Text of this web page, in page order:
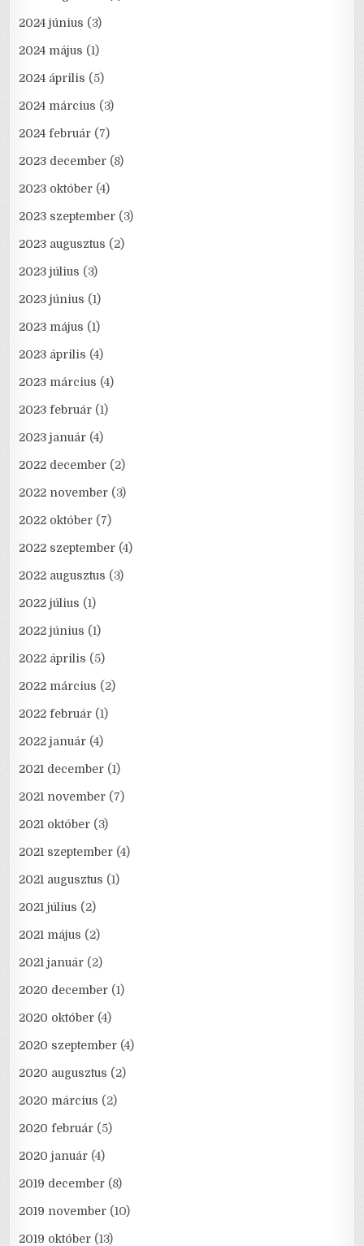
2024 június (3)
2024 május (1)
2024 április (5)
2024 március (3)
2024 február (7)
2023 december (8)
2023 október (4)
2023 szeptember (3)
2023 augusztus (2)
2023 július (3)
2023 június (1)
2023 május (1)
2023 április (4)
2023 március (4)
2023 február (1)
2023 január (4)
2022 december (2)
2022 november (3)
2022 október (7)
2022 szeptember (4)
2022 augusztus (3)
2022 július (1)
2022 június (1)
2022 április (5)
2022 március (2)
2022 február (1)
2022 január (4)
2021 december (1)
2021 november (7)
2021 október (3)
2021 szeptember (4)
2021 augusztus (1)
2021 július (2)
2021 május (2)
2021 január (2)
2020 december (1)
2020 október (4)
2020 szeptember (4)
2020 augusztus (2)
2020 március (2)
2020 február (5)
2020 január (4)
2019 december (8)
2019 november (10)
2019 október (13)